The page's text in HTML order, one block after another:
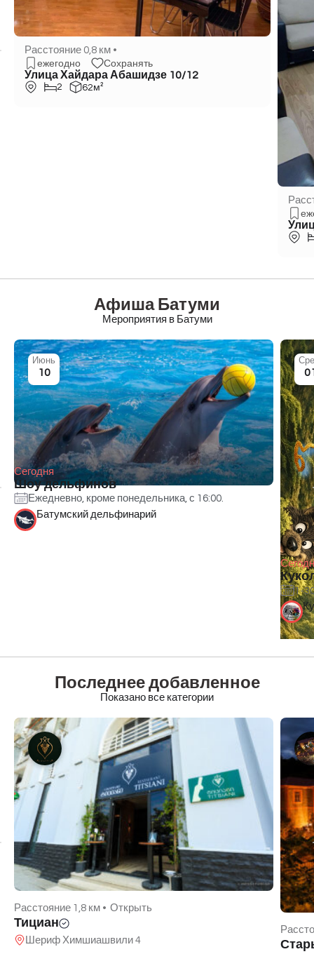
Расстояние 0,8 км •
ежегодно Сохранять
Улица Хайдара Абашидзе 10/12
2 62м²
Афиша Батуми
Мероприятия в Батуми
Сегодня
Шоу дельфинов
Ежедневно, кроме понедельника, с 16:00.
Июнь
10
Батумский дельфинарий
1-
Последнее добавленное
Показано все категории
Расстояние 1,8 км • Открыть
Тициан
Шериф Химшиашвили 4